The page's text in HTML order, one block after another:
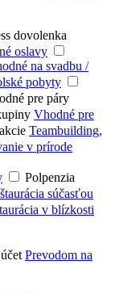
dovolenka
oslavy
na svadbu /
pobyty
pre páry
Vhodné pre
Teambuilding,
v prírode
Polpenzia
súčasťou
v blízkosti
Prevodom na